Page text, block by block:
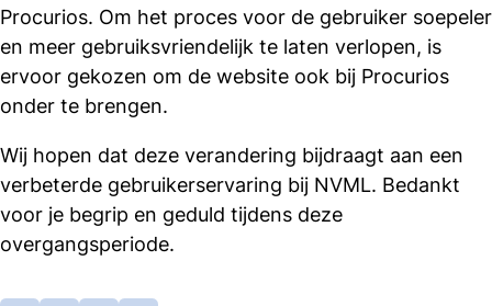
Procurios. Om het proces voor de gebruiker soepeler
en meer gebruiksvriendelijk te laten verlopen, is
ervoor gekozen om de website ook bij Procurios
onder te brengen.
Wij hopen dat deze verandering bijdraagt aan een
verbeterde gebruikerservaring bij NVML. Bedankt
voor je begrip en geduld tijdens deze
overgangsperiode.